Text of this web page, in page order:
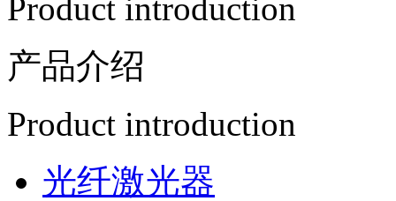
Product introduction
产品介绍
Product introduction
光纤激光器